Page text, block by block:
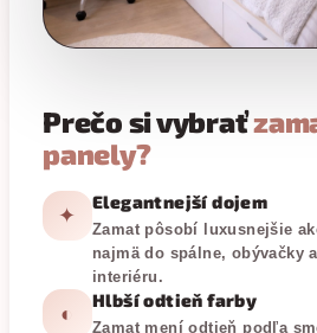
Prečo si vybrať
panely?
✦
Elegantnejší dojem
Zamat pôsobí luxusnejšie
najmä do spálne, obývačky
interiéru.
◐
Hlbší odtieň farby
Zamat mení odtieň podľa